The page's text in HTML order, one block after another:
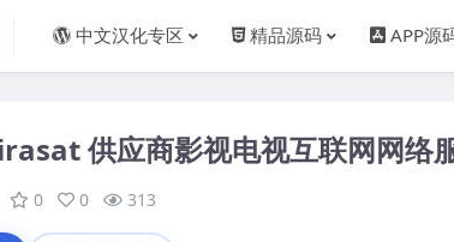
中文汉化专区 精品源码 APP源
供应商影视电视互联网网络
0 0 313